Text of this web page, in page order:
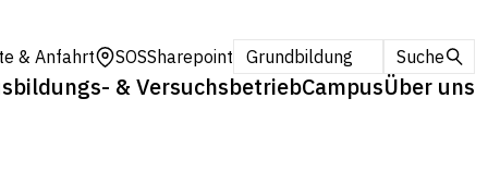
& Anfahrt SOSSharepoint Grundbildung Suche
& VersuchsbetriebCampusÜber uns